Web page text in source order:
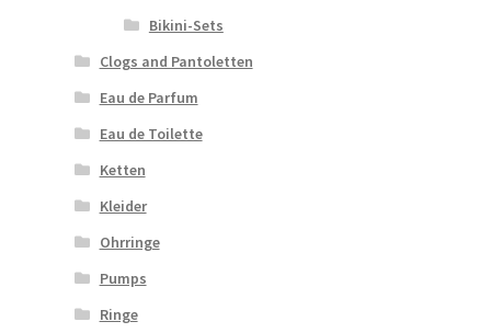
Bikini-Sets
Clogs and Pantoletten
Eau de Parfum
Eau de Toilette
Ketten
Kleider
Ohrringe
Pumps
Ringe